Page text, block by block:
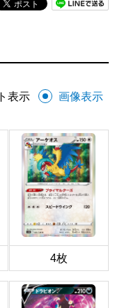
表示 画像表示
4枚